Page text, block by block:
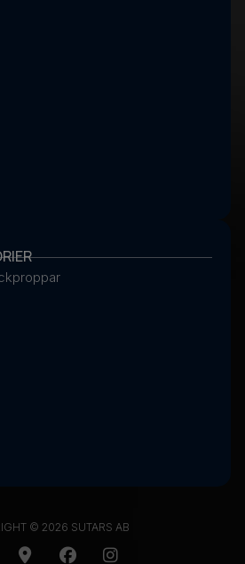
© 2026 SUTARS AB